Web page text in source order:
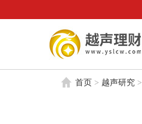
首页 > 越声研究 >